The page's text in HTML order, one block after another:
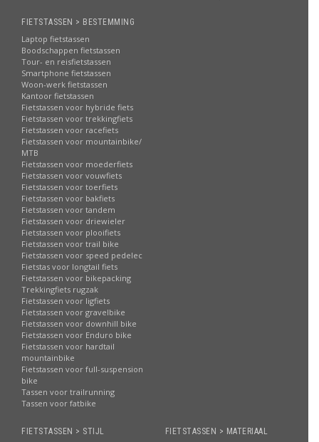
FIETSTASSEN > BESTEMMING
Laptop fietstassen
Boodschappen fietstassen
Tour- en reisfietstassen
Smartphone fietstassen
Woon-werk fietstassen
Kantoor fietstassen
Fietstassen voor hybride fiets
Fietstassen voor trekkingfiets
Fietstassen voor racefiets
Fietstassen voor mountainbike/
MTB
Fietstassen voor moederfiets
Fietstassen voor vouwfiets
Fietstassen voor toerfiets
Fietstassen voor bakfiets
Fietstassen voor tandem
Fietstassen voor driewieler
Fietstassen voor plooifiets
Fietstassen voor trail bike
Fietstassen voor speed pedelec
Fietstas voor longtail fiets
Fietstassen voor bikepacking
Trekkingfiets rugzak
Fietstassen voor ligfiets
Fietstassen voor gravelbike
Fietstassen voor downhill bike
Fietstassen voor Enduro bike
Fietstassen voor hardtail
mountainbike
Fietstassen voor full-suspension
bike
Tassen voor trailrunning
Tassen voor fatbike
FIETSTASSEN > STIJL FIETSTASSEN > MATERIAAL